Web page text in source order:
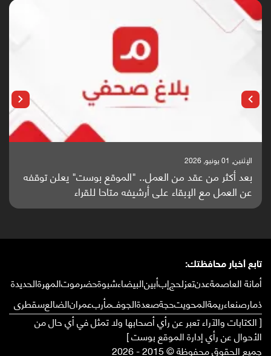
الإثنين, 25 مايو, 2026
باحثون من اليمن يدخلون سباق أبحاث ألزهايمر بدراسة
واعدة منشورة عالميا (ترجمة)
تابع أخبار محافظتك:
أمانة العاصمةعدنتعزلحجإبأبينالبيضاءشبوةحضرموتالمهرةالحديدة
ذمارصنعاءريمةالمحويتحجةصعدةالجوفمأربعمرانالضالعسقطرى
[ الكتابات والآراء تعبر عن رأي أصحابها ولا تمثل في أي حال من
الأحوال عن رأي إدارة الموقع بوست ]
جميع الحقوق محفوظة © 2015 - 2026